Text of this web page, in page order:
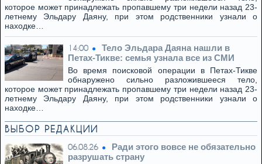
которое может принадлежать пропавшему три недели назад 23-
летнему Эльдару Даяну, при этом родственники узнали о
находке…
14:00
Тело Эльдара Даяна нашли в
Петах-Тикве: семья узнала все из СМИ
Во время поисковой операции в Петах-Тикве
обнаружено сильно разложившееся тело,
которое может принадлежать пропавшему три недели назад 23-
летнему Эльдару Даяну, при этом родственники узнали о
находке…
ВЫБОР РЕДАКЦИИ
06.08.26
Ради этого вовсе не обязательно
разрушать страну